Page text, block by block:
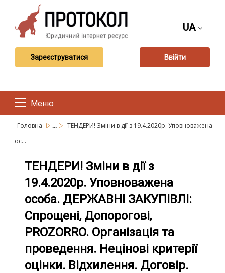
UA
Зареєструватися Ввійти
Меню
Головна ...
ТЕНДЕРИ! Зміни в дії з 19.4.2020р. Уповноважена
ос...
ТЕНДЕРИ! Зміни в дії з
19.4.2020р. Уповноважена
особа. ДЕРЖАВНІ ЗАКУПІВЛІ:
Спрощені, Допорогові,
PROZORRO. Організація та
проведення. Нецінові критерії
оцінки. Відхилення. Договір.